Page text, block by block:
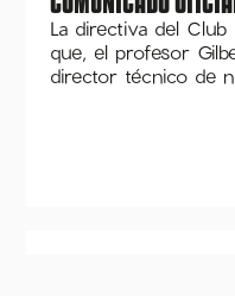
La directiva del
que, el profesor
director técnico de